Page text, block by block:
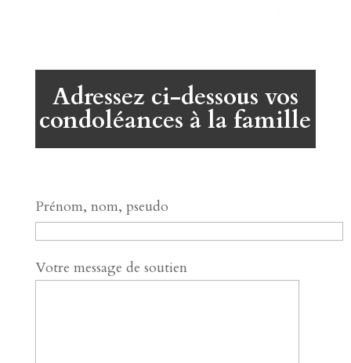
Adressez ci-dessous vos
condoléances à la famille
Prénom, nom, pseudo
Votre message de soutien